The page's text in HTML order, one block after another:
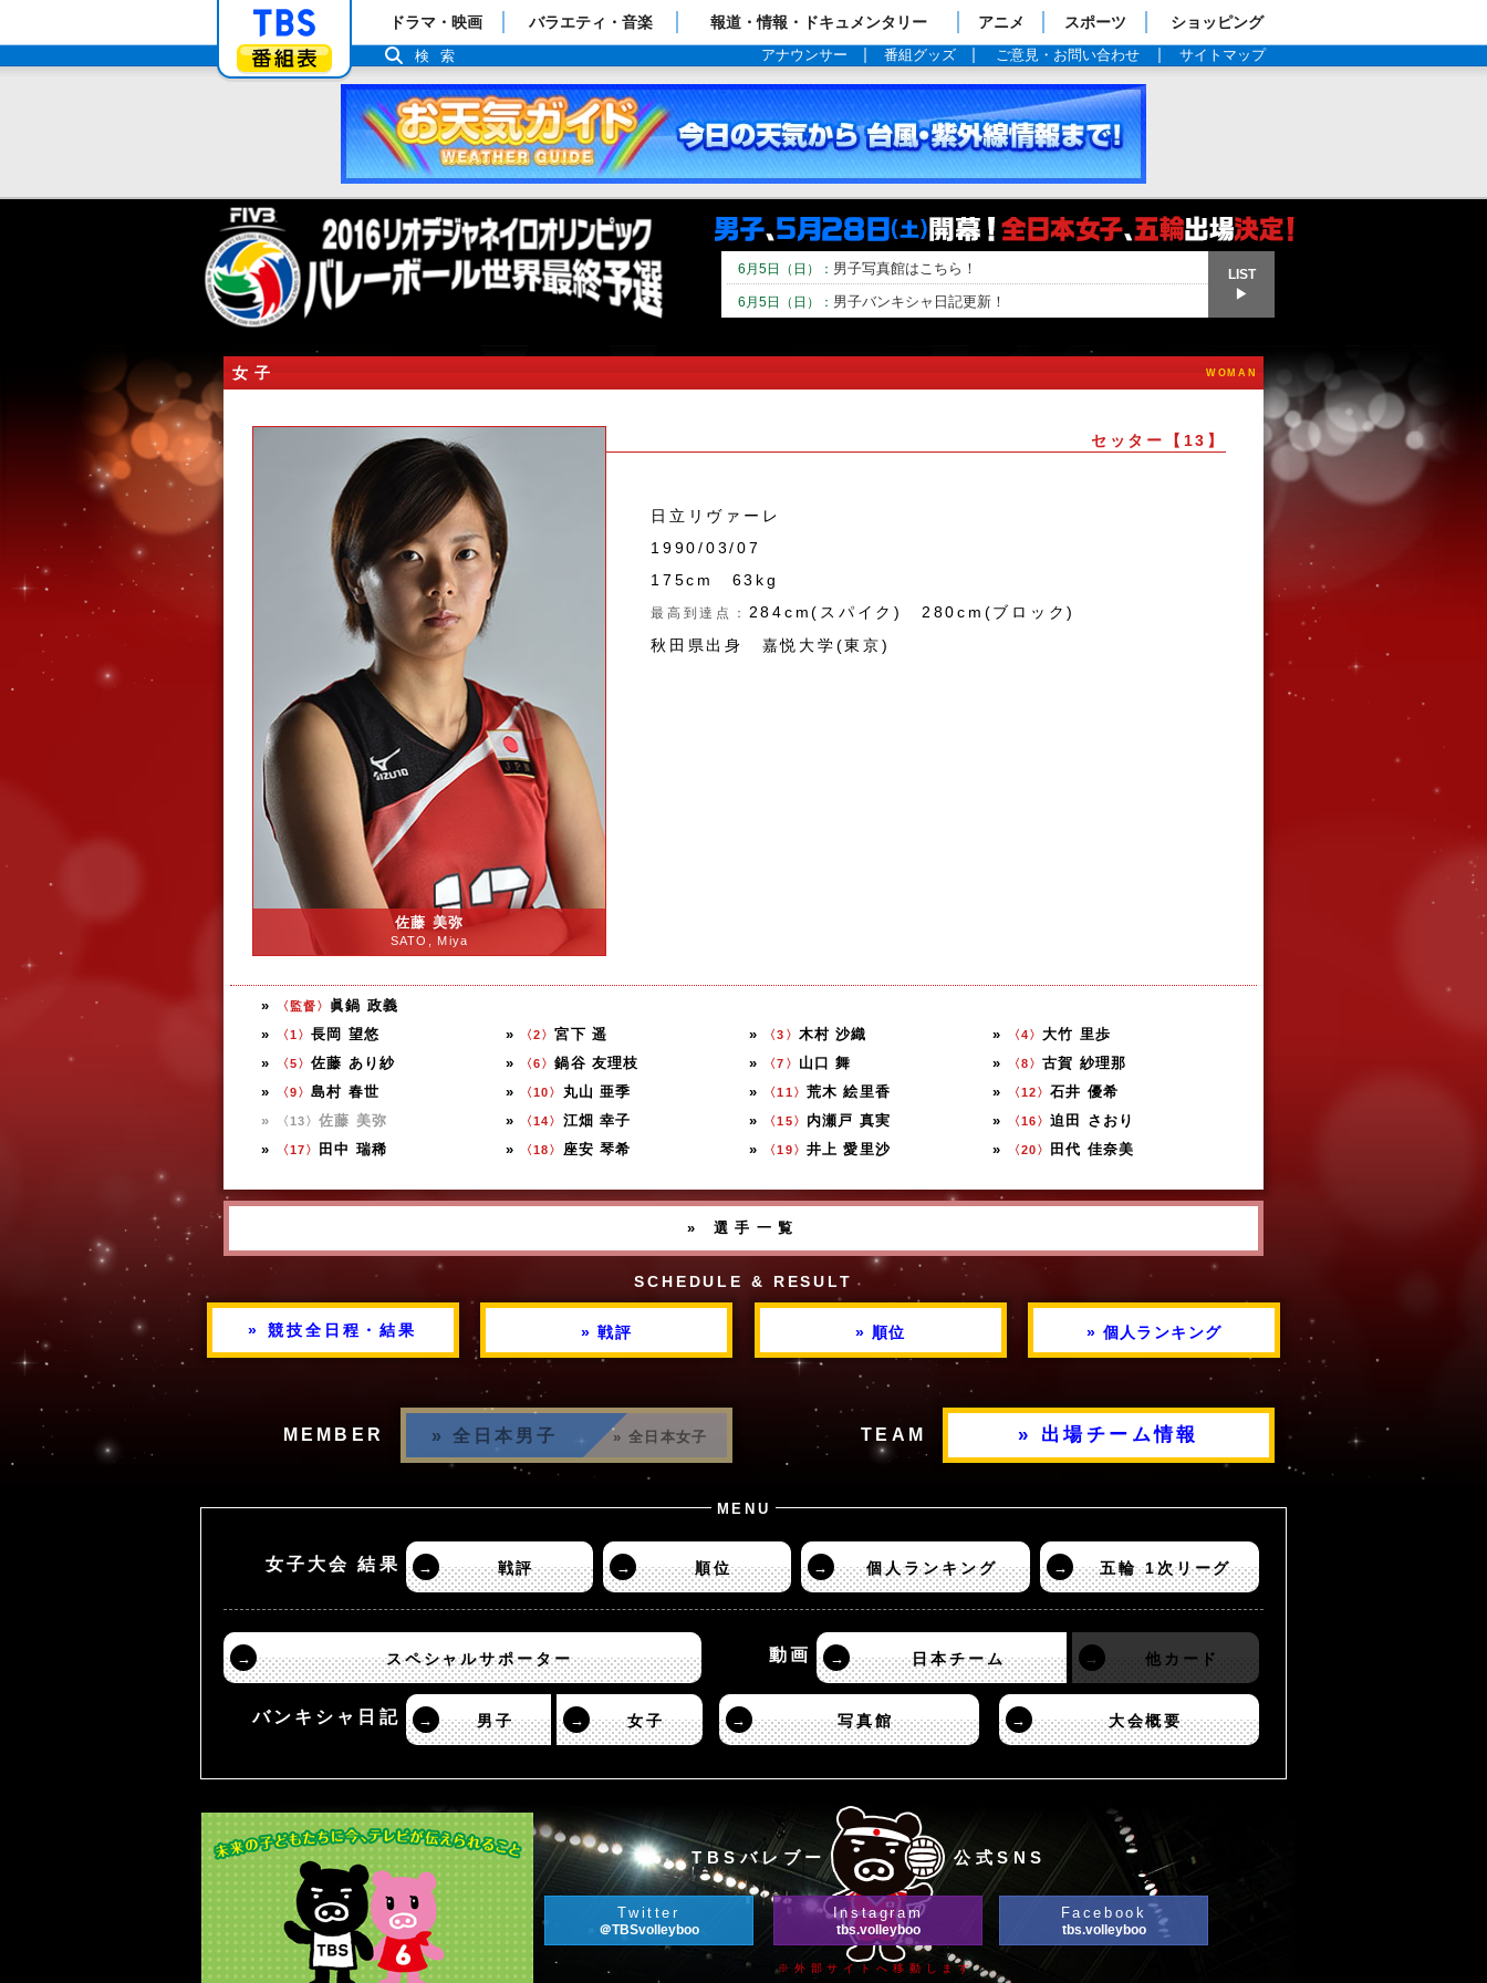
「TBSテレビ」トップページ
番組表
ドラマ・映画 バラエティ・音楽 報道・情報・ドキュメンタリー アニメ スポーツ ショッピング
アナウンサー 番組グッズ ご意見・お問い合わせ サイトマップ
検索
6月5日（日）： 男子写真館はこちら！
6月5日（日）： 男子バンキシャ日記更新！
LIST
▶
女子 WOMAN
佐藤 美弥
SATO, Miya
セッター【13】
日立リヴァーレ
1990/03/07
175cm 63kg
最高到達点： 284cm(スパイク) 280cm(ブロック)
秋田県出身 嘉悦大学(東京)
» 〈監督〉 眞鍋 政義
»
〈1〉長岡 望悠 » 〈2〉宮下 遥 » 〈3〉 木村 沙織 » 〈4〉大竹 里歩
»
〈5〉佐藤 あり紗 » 〈6〉鍋谷 友理枝 » 〈7〉 山口 舞 » 〈8〉古賀 紗理那
»
〈9〉島村 春世 » 〈10〉 丸山 亜季 » 〈11〉 荒木 絵里香 » 〈12〉石井 優希
»
〈13〉佐藤 美弥 » 〈14〉 江畑 幸子 » 〈15〉 内瀬戸 真実 » 〈16〉迫田 さおり
»
〈17〉 田中 瑞稀 » 〈18〉 座安 琴希 » 〈19〉 井上 愛里沙 » 〈20〉 田代 佳奈美
» 選手一覧
SCHEDULE & RESULT
» 競技全日程・結果 » 戦評 » 順位 » 個人ランキング
MEMBER » 全日本男子 » 全日本女子 TEAM » 出場チーム情報
MENU
女子大会 結果 → 戦評 → 順位 → 個人ランキング → 五輪 1次リーグ
→ スペシャルサポーター 動画 → 日本チーム → 他カード
バンキシャ日記 → 男子 → 女子 → 写真館 → 大会概要
TBSバレブー 公式SNS
Twitter
＠TBSvolleyboo
Facebook
tbs.volleyboo
Instagram
tbs.volleyboo
※外部サイトへ移動します